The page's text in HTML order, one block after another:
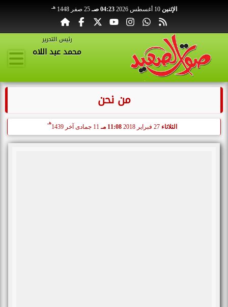
الإثنين 10 أغسطس 2026 04:23 صـ 25 صفر 1448 هـ
رئيس التحرير
محمد عبد اللاه
من نحن
الثلاثاء 27 فبراير 2018 11:08 مـ 11 جمادى آخر 1439
هـ